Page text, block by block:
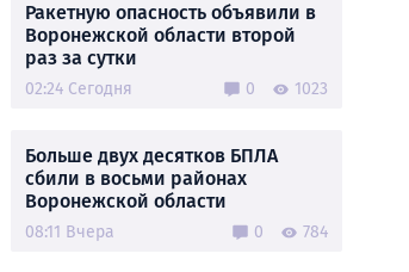
Ракетную опасность объявили в
Воронежской области второй
раз за сутки
02:24 Сегодня 0 1023
Больше двух десятков БПЛА
сбили в восьми районах
Воронежской области
08:11 Вчера 0 784